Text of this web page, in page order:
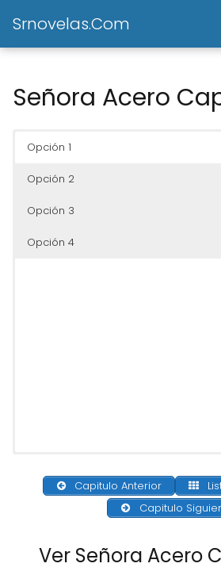
Srnovelas.Com
Señora Acero
Opción 1
Opción 2
Opción 3
Opción 4
Capitulo Anterior
Capitulo
Ver Señora Acero